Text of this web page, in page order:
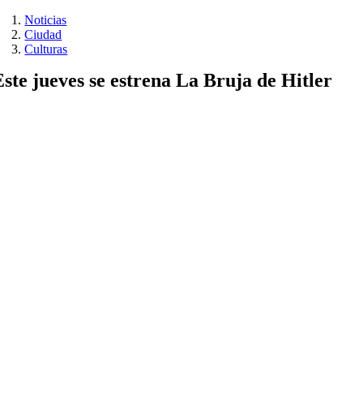
Noticias
Ciudad
Culturas
jueves se estrena La Bruja de Hitler